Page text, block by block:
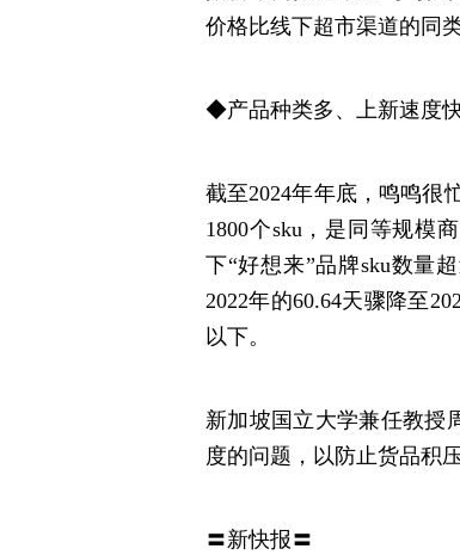
价格比线下超市渠道的同
◆产品种类多、上新速度
截至2024年年底，鸣鸣很
1800个sku，是同等规模
下“好想来”品牌sku数量
2022年的60.64天骤降至
以下。
新加坡国立大学兼任教授
度的问题，以防止货品积
〓新快报〓